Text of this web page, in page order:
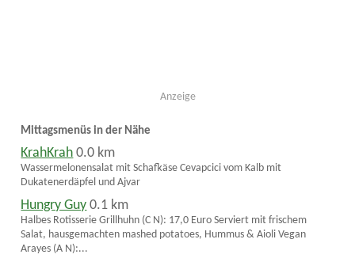
Anzeige
Mittagsmenüs in der Nähe
KrahKrah 0.0 km
Wassermelonensalat mit Schafkäse Cevapcici vom Kalb mit
Dukatenerdäpfel und Ajvar
Hungry Guy 0.1 km
Halbes Rotisserie Grillhuhn (C N): 17,0 Euro Serviert mit frischem
Salat, hausgemachten mashed potatoes, Hummus & Aioli Vegan
Arayes (A N):...